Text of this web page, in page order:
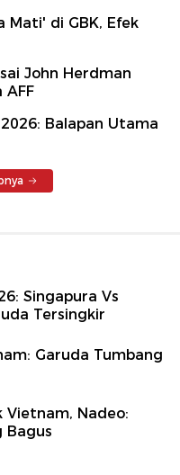
Mati' di GBK, Efek
John Herdman
AFF
Balapan Utama
Singapura Vs
Tersingkir
Garuda Tumbang
Vietnam, Nadeo:
Bagus